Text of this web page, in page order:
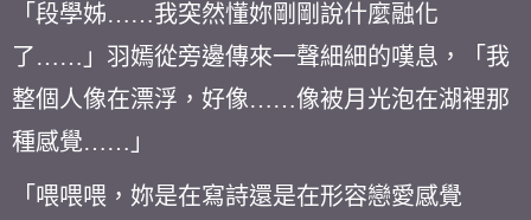
「段學姊……我突然懂妳剛剛說什麼融化
了……」羽嫣從旁邊傳來一聲細細的嘆息，「我
整個人像在漂浮，好像……像被月光泡在湖裡那
種感覺……」
「喂喂喂，妳是在寫詩還是在形容戀愛感覺